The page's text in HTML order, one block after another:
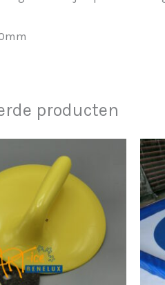
producten
product
heeft
meerdere
variaties.
Deze
optie